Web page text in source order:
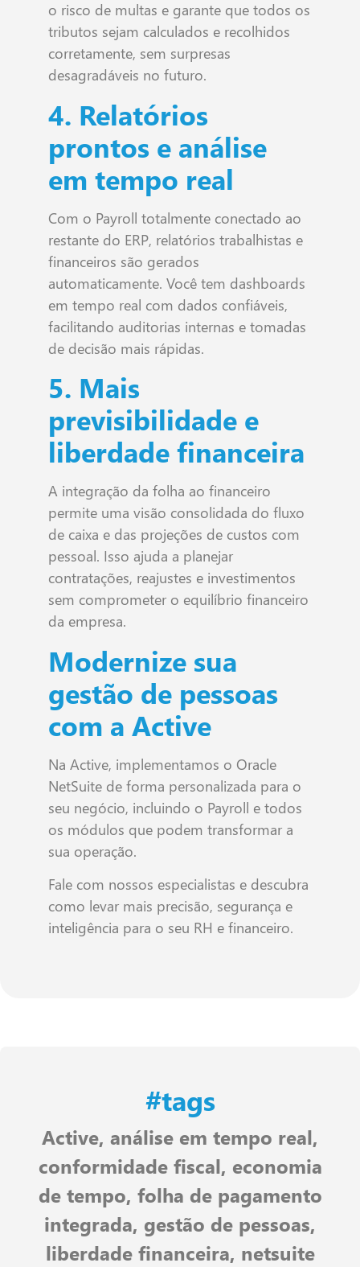
o risco de multas e garante que todos os
tributos sejam calculados e recolhidos
corretamente, sem surpresas
desagradáveis no futuro.
4. Relatórios
prontos e análise
em tempo real
Com o Payroll totalmente conectado ao
restante do ERP, relatórios trabalhistas e
financeiros são gerados
automaticamente. Você tem dashboards
em tempo real com dados confiáveis,
facilitando auditorias internas e tomadas
de decisão mais rápidas.
5. Mais
previsibilidade e
liberdade financeira
A integração da folha ao financeiro
permite uma visão consolidada do fluxo
de caixa e das projeções de custos com
pessoal. Isso ajuda a planejar
contratações, reajustes e investimentos
sem comprometer o equilíbrio financeiro
da empresa.
Modernize sua
gestão de pessoas
com a Active
Na Active, implementamos o Oracle
NetSuite de forma personalizada para o
seu negócio, incluindo o Payroll e todos
os módulos que podem transformar a
sua operação.
Fale com nossos especialistas e descubra
como levar mais precisão, segurança e
inteligência para o seu RH e financeiro.
#tags
Active, análise em tempo real,
conformidade fiscal, economia
de tempo, folha de pagamento
integrada, gestão de pessoas,
liberdade financeira, netsuite